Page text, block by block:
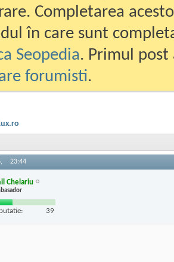
Completarea
în care sunt
Seopedia. Primul
forumisti.
23:44
Chelariu
39